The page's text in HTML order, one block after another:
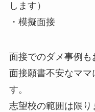
します）
・模擬面接
面接でのダメ事例も
面接願書不安なマ
す。
志望校の範囲は限り